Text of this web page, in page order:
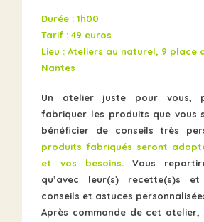
Durée : 1h00
Tarif : 49 euros
Lieu : Ateliers au naturel, 9 place
Nantes
Un atelier juste pour vous,
fabriquer les produits que vous
bénéficier de conseils très
produits fabriqués seront
et vos besoins. Vous
qu’avec leur(s) recette(s)s
conseils et astuces
Après commande de cet atelier,